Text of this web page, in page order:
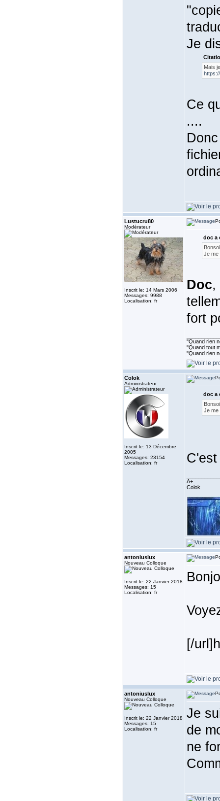
Je
Mais
Ce
....
Lustucru80
Modérateur
Inscrit le: 14 Mars 2006
Messages: 9988
Localisation: fr
doc a
Je me
Doc,
fort
"Quand rien
"Quand tout
"Quand rien
Colok
Administrateur
Inscrit le: 13 Décembre
2005
Messages: 23154
Localisation: fr
doc a
Je me
A+
Colok
antoniuslux
Nouveau Colloque
Inscrit le: 22 Janvier 2018
Messages: 15
Localisation: fr
[/
antoniuslux
Nouveau Colloque
Inscrit le: 22 Janvier 2018
Messages: 15
Localisation: fr
Je
de
ne